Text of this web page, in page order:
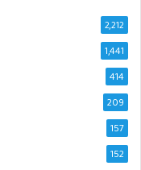
2,212
1,441
414
209
157
152